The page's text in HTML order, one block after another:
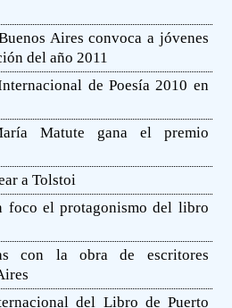
Aires convoca a jóvenes
del año 2011
de Poesía 2010 en
Matute gana el premio
a Tolstoi
foco el protagonismo del libro
con la obra de escritores
del Libro de Puerto